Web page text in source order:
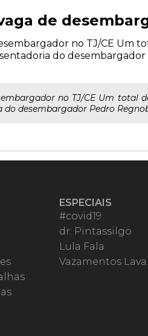
de
no TJ/CE Um
do
no TJ/CE Um total
desembargador Pedro
ESPECIAIS
#covid19
dr. Pintassilgo
Lula Fala
Vazamentos